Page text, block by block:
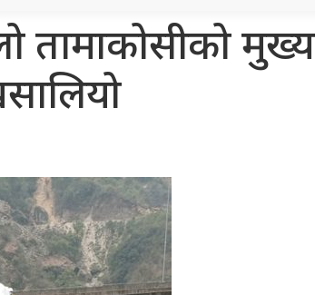
तामाकोसीको मुख्य